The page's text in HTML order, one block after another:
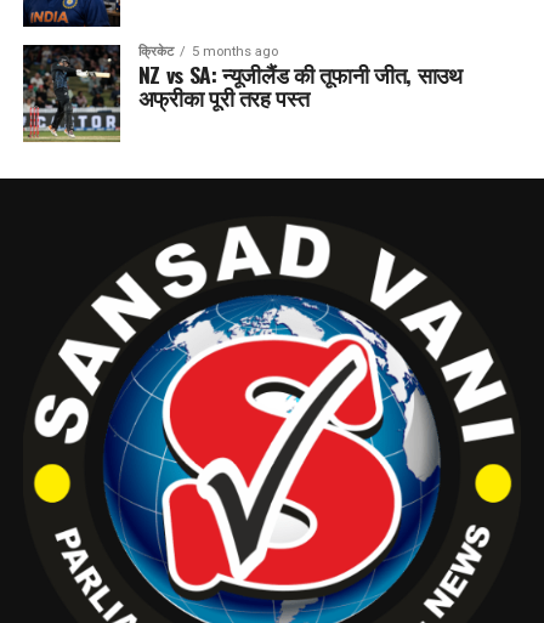
क्रिकेट 5 months ago
NZ vs SA: न्यूजीलैंड की तूफानी जीत, साउथ
अफ्रीका पूरी तरह पस्त